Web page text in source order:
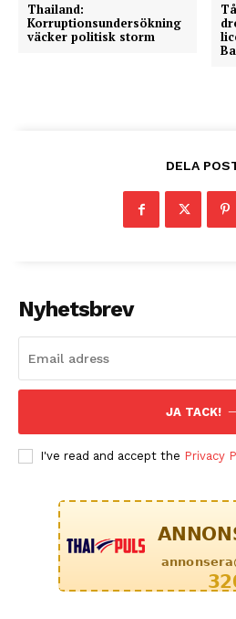
Thailand:
Korruptionsundersökning
väcker politisk storm
DELA
Nyhetsbrev
JA TACK!
I've read and accept the Privacy